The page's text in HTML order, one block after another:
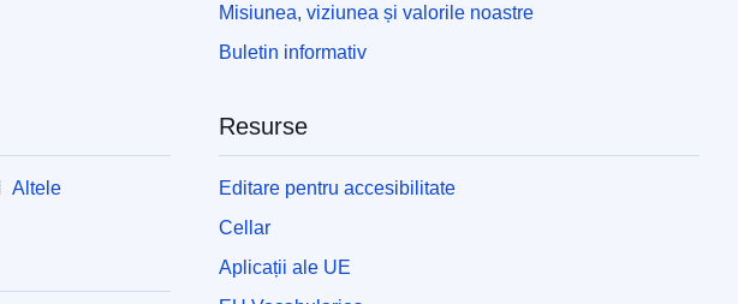
Altele
Misiunea, viziunea și valorile noastre
Buletin informativ
Resurse
Editare pentru accesibilitate
Cellar
Aplicații ale UE